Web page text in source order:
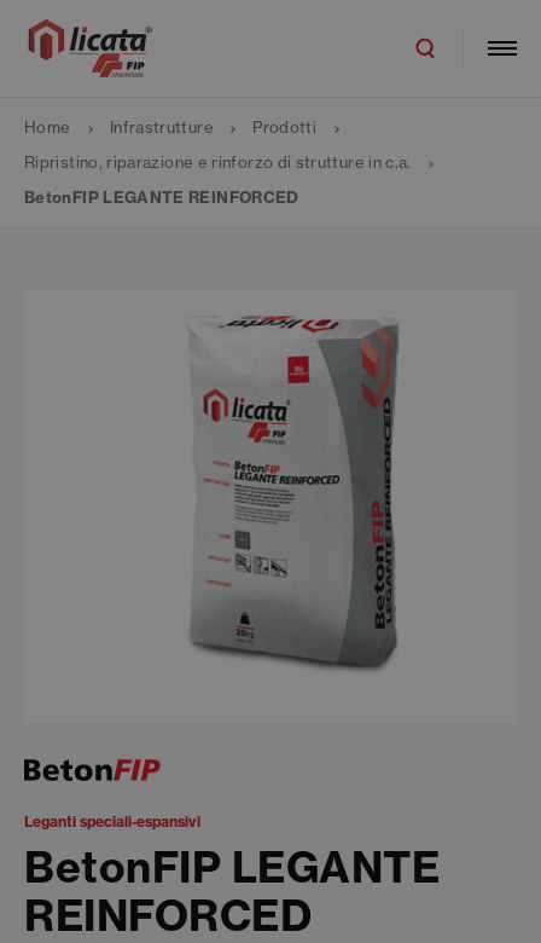
Home Infrastrutture
Prodotti
Ripristino, riparazione e rinforzo di strutture in c.a.
BetonFIP LEGANTE REINFORCED
Leganti speciali-espansivi
BetonFIP LEGANTE
REINFORCED